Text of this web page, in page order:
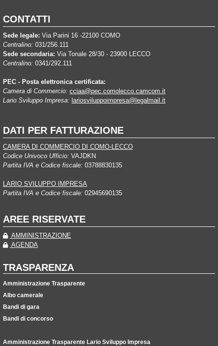
CONTATTI
Sede legale: Via Parini 16 -22100 COMO
Centralino: 031/256.111
Sede secondaria: Via Tonale 28/30 - 23900 LECCO
Centralino: 0341/292.111
PEC - Posta elettronica certificata:
Camera di Commercio: cciaa@pec.comolecco.camcom.it
Lario Sviluppo Impresa: lariosviluppoimpresa@legalmail.it
DATI PER FATTURAZIONE
CAMERA DI COMMERCIO DI COMO-LECCO
Codice Univoco Ufficio: VAJDKN
Partita IVA e Codice fiscale: 03788830135
LARIO SVILUPPO IMPRESA
Partita IVA e Codice fiscale: 02945690135
AREE RISERVATE
AMMINISTRAZIONE
AGENDA
TRASPARENZA
Amministrazione Trasparente
Albo camerale
Bandi di gara
Bandi di concorso
Amministrazione Trasparente Lario Sviluppo Impresa